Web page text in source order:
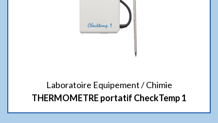
Laboratoire Equipement / Chimie
THERMOMETRE portatif CheckTemp 1